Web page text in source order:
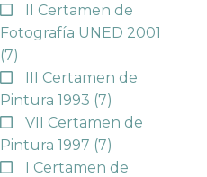
II Certamen de
Fotografía UNED 2001
(7)
III Certamen de
Pintura 1993 (7)
VII Certamen de
Pintura 1997 (7)
I Certamen de